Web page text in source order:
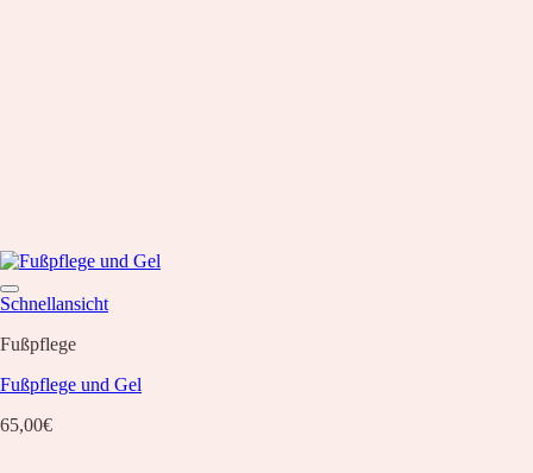
Schnellansicht
Fußpflege
Fußpflege und Gel
65,00€